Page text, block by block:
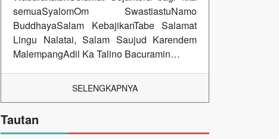
semuaSyalomOm SwastiastuNamo
BuddhayaSalam KebajikanTabe Salamat
Lingu Nalatai, Salam Saujud Karendem
MalempangAdil Ka Talino Bacuramin…
SELENGKAPNYA
Tautan